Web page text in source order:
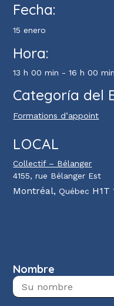
Fecha:
15 enero
Hora:
13 h 00 min - 16 h 00 min
Categoría del
Formations d’appoint
LOCAL
Collectif – Bélanger
4155, rue Bélanger Est
Montréal, Québec H1T
Nombre